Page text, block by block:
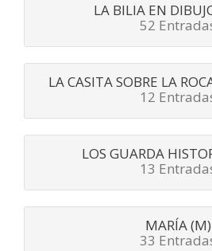
LA BILIA EN
52
LA CASITA SOBRE LA
12
LOS GUARDA
13
MARÍA (M)
33